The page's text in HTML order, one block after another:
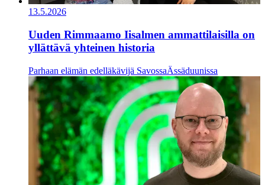
13.5.2026
Uuden Rimmaamo Iisalmen ammattilaisilla on
yllättävä yhteinen historia
Parhaan elämän edelläkävijä SavossaÄssäduunissa